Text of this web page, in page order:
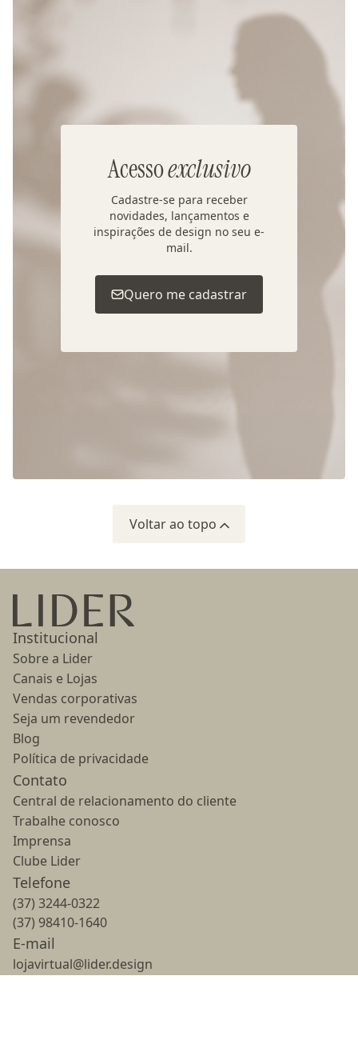
Acessoexclusivo
Cadastre-se para receber
novidades, lançamentos e
inspirações de design no seu e-
mail.
Quero me cadastrar
Voltar ao topo
Ir para a página inicial
Institucional
Sobre a Lider
Canais e Lojas
Vendas corporativas
Seja um revendedor
Blog
Política de privacidade
Contato
Central de relacionamento do cliente
Trabalhe conosco
Imprensa
Clube Lider
Telefone
(37) 3244-0322
(37) 98410-1640
E-mail
lojavirtual@lider.design